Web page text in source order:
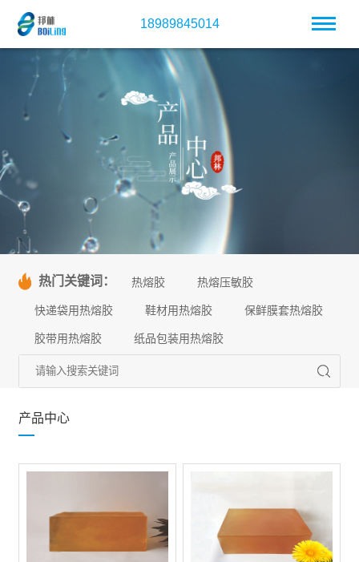
18989845014
热门关键词： 热熔胶 热熔压敏胶
快递袋用热熔胶 鞋材用热熔胶 保鲜膜套热熔胶
胶带用热熔胶 纸品包装用热熔胶
产品中心